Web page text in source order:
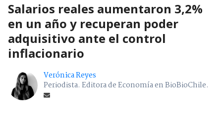
Salarios reales aumentaron 3,2%
en un año y recuperan poder
adquisitivo ante el control
inflacionario
Verónica Reyes
Periodista. Editora de Economía en BioBioChile.